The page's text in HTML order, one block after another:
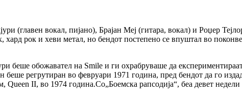
(главен вокал, пијано), Брајан Меј (гитара, вокал) и Роџер
рок и хеви метал, но бендот постепено се впуштал во
беше обожавател на Smile и ги охрабруваше да
регрутиран во февруари 1971 година, пред бендот да го
II, во 1974 година.Со„Боемска рапсодија“, беа девет